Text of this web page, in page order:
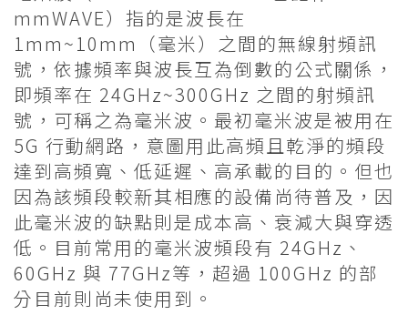
mmWAVE）指的是波長在
1mm~10mm（毫米）之間的無線射頻訊
號，依據頻率與波長互為倒數的公式關係，
即頻率在 24GHz~300GHz 之間的射頻訊
號，可稱之為毫米波。最初毫米波是被用在
5G 行動網路，意圖用此高頻且乾淨的頻段
達到高頻寬、低延遲、高承載的目的。但也
因為該頻段較新其相應的設備尚待普及，因
此毫米波的缺點則是成本高、衰減大與穿透
低。目前常用的毫米波頻段有 24GHz、
60GHz 與 77GHz等，超過 100GHz 的部
分目前則尚未使用到。